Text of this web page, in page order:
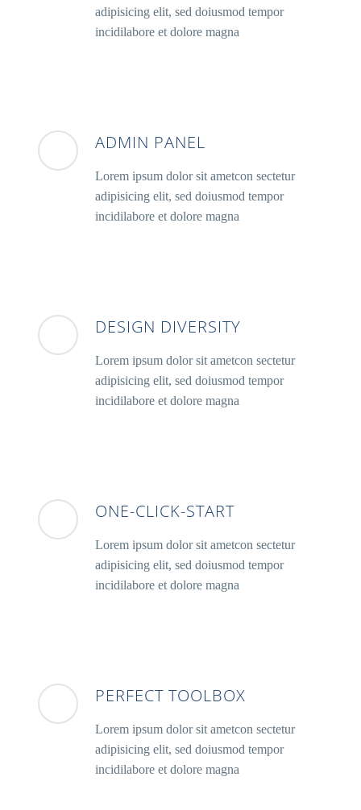
adipisicing elit, sed doiusmod tempor
incidilabore et dolore magna
ADMIN PANEL
Lorem ipsum dolor sit ametcon sectetur
adipisicing elit, sed doiusmod tempor
incidilabore et dolore magna
DESIGN DIVERSITY
Lorem ipsum dolor sit ametcon sectetur
adipisicing elit, sed doiusmod tempor
incidilabore et dolore magna
ONE-CLICK-START
Lorem ipsum dolor sit ametcon sectetur
adipisicing elit, sed doiusmod tempor
incidilabore et dolore magna
PERFECT TOOLBOX
Lorem ipsum dolor sit ametcon sectetur
adipisicing elit, sed doiusmod tempor
incidilabore et dolore magna